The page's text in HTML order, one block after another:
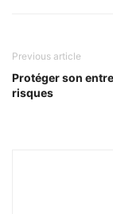
Previous article
Protéger son
risques